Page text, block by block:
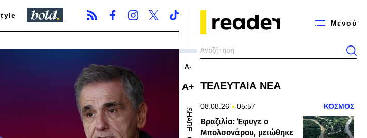
Μενού
Α-
Α+
SHARE
ΤΕΛΕΥΤΑΙΑ ΝΕΑ
08.08.26 05:57 ΚΟΣΜΟΣ
Βραζιλία: Έφυγε ο
Μπολσονάρου, μειώθηκε